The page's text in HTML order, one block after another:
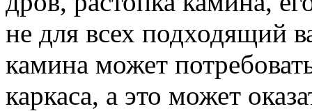
не для всех подходящий
камина может
каркаса, а это может